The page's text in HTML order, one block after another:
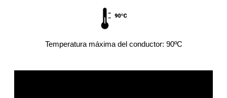
Temperatura máxima del conductor: 90ºC